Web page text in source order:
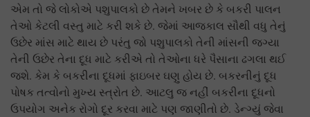
એમ તો જે લોકોએ પશુપાલકો છે તેમને ખબર છે કે બકરી પાલન
તેઓ કેટલી વસ્તુ માટે કરી શકે છે. જેમાં આજકાલ સૌથી વધુ તેનું
ઉછેર માંસ માટે થાય છે પરંતુ જો પશુપાલકો તેની માંસની જગ્યા
તેની ઉછેર તેના દૂધ માટે કરીએ તો તેઓના ધરે પૈસાના ઢગલા થઈ
જશે. કેમ કે બકરીના દૂધમાં ફાઇબર ઘણુ હોય છે. બકરનીનું દૂધ
પોષક તત્વોનો મુખ્ય સ્ત્રોત છે. આટલુ જ નહીં બકરીના દૂધનો
ઉપયોગ અનેક રોગો દૂર કરવા માટે પણ જાણીતો છે. ડેન્ગ્યું જેવા